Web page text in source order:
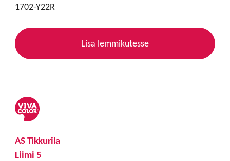
1702-Y22R
Lisa lemmikutesse
AS Tikkurila
Liimi 5